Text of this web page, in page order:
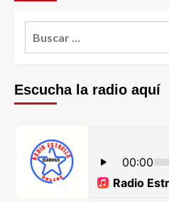
Escucha la radio aquí